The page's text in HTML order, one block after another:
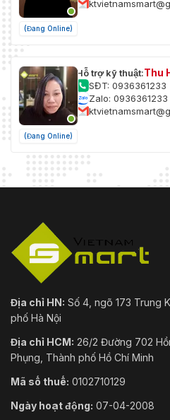
(Đang Online)
(Đang Online)
Hỗ trợ kỹ thuật:Thu
SĐT: 0936361233
Zalo: 0936361233
Địa chỉ HN: Số 4, ngõ 173 Trung
phố Hà Nội
Địa chỉ HCM: 26/2 Đường 702
Phụng, Thành phố Hồ Chí Minh
Mã số thuế: 0102710129
Ngày hoạt động: 07-04-2008